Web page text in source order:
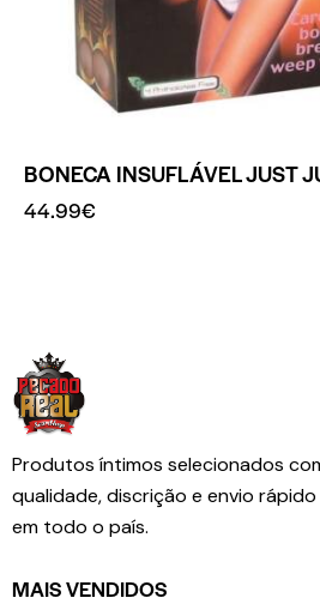
BONECA INSUFLÁVEL JUST
44.99€
Produtos íntimos selecionados
qualidade, discrição e envio rápido
em todo o país.
MAIS VENDIDOS